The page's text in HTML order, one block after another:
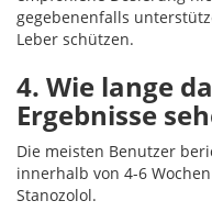
gegebenenfalls
Leber schützen.
4. Wie lange
Ergebnisse
Die meisten Benutzer
innerhalb von 4-6
Stanozolol.